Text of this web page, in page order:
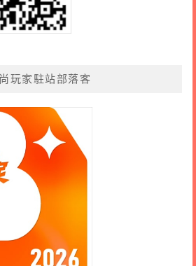
玩家駐站部落客